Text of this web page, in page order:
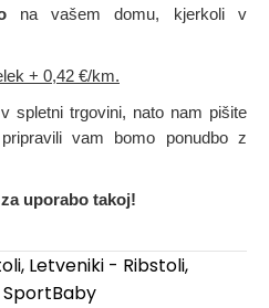
na vašem domu, kjerkoli v
+ 0,42 €/km.
spletni trgovini, nato nam pišite
vam bomo ponudbo z
uporabo takoj!
, Letveniki - Ribstoli,
SportBaby